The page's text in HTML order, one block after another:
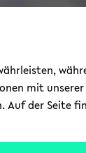
mit unserer
der Seite